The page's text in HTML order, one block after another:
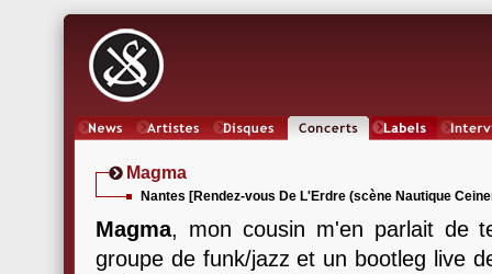
Magma
Nantes [Rendez-vous De L'Erdre (scène Nautique
Magma, mon cousin m'en parlait de
groupe de funk/jazz et un bootleg live